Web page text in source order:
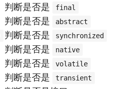
判断是否是
final
判断是否是
abstract
判断是否是
synchronized
判断是否是
native
判断是否是
volatile
判断是否是
transient